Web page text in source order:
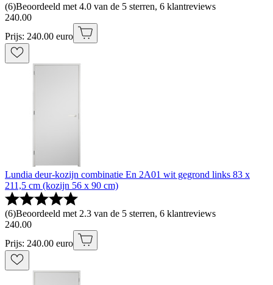
(6)Beoordeeld met 4.0 van de 5 sterren, 6 klantreviews
240.00
Prijs: 240.00 euro
Lundia deur-kozijn combinatie En 2A01 wit gegrond links 83 x
211,5 cm (kozijn 56 x 90 cm)
(6)Beoordeeld met 2.3 van de 5 sterren, 6 klantreviews
240.00
Prijs: 240.00 euro